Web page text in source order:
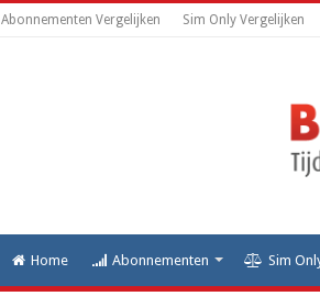
Abonnementen Vergelijken Sim Only Vergelijken
Home Abonnementen Sim